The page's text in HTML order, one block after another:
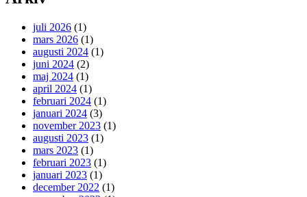
juli 2026 (1)
mars 2026 (1)
augusti 2024 (1)
juni 2024 (2)
maj 2024 (1)
april 2024 (1)
februari 2024 (1)
januari 2024 (3)
november 2023 (1)
augusti 2023 (1)
mars 2023 (1)
februari 2023 (1)
januari 2023 (1)
december 2022 (1)